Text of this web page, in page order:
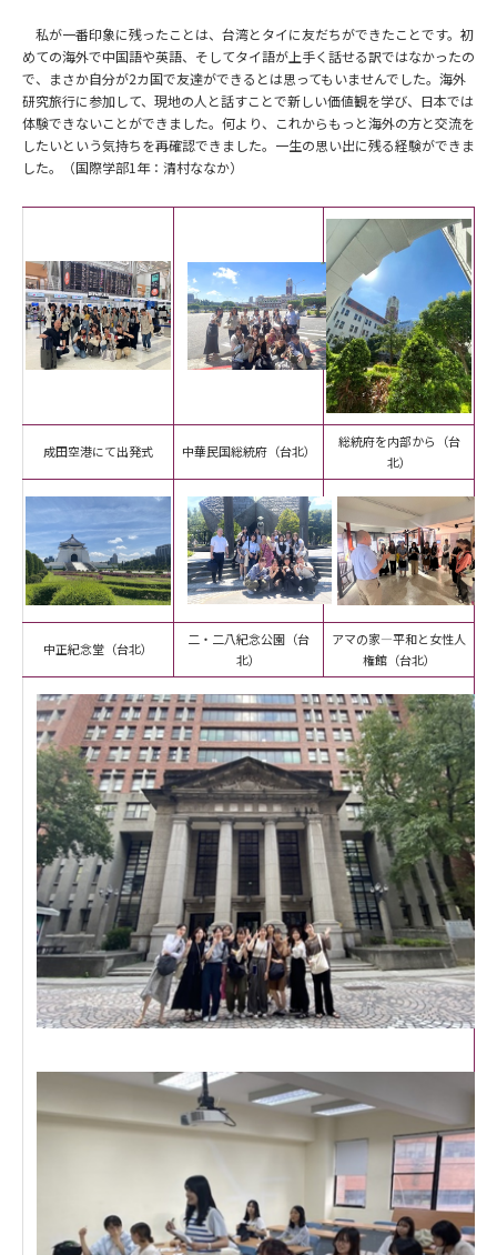
私が一番印象に残ったことは、台湾とタイに友だちができたことです。初
めての海外で中国語や英語、そしてタイ語が上手く話せる訳ではなかったの
で、まさか自分が2カ国で友達ができるとは思ってもいませんでした。海外
研究旅行に参加して、現地の人と話すことで新しい価値観を学び、日本では
体験できないことができました。何より、これからもっと海外の方と交流を
したいという気持ちを再確認できました。一生の思い出に残る経験ができま
した。（国際学部1年：清村ななか）
成田空港にて出発式 中華民国総統府（台北）
総統府を内部から（台
北）
中正紀念堂（台北）
二・二八紀念公園（台
北）
アマの家―平和と女性人
権館（台北）